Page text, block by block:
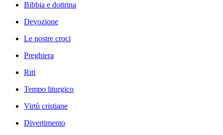
Bibbia e dottrina
Devozione
Le nostre croci
Preghiera
Riti
Tempo liturgico
Virtù cristiane
Divertimento